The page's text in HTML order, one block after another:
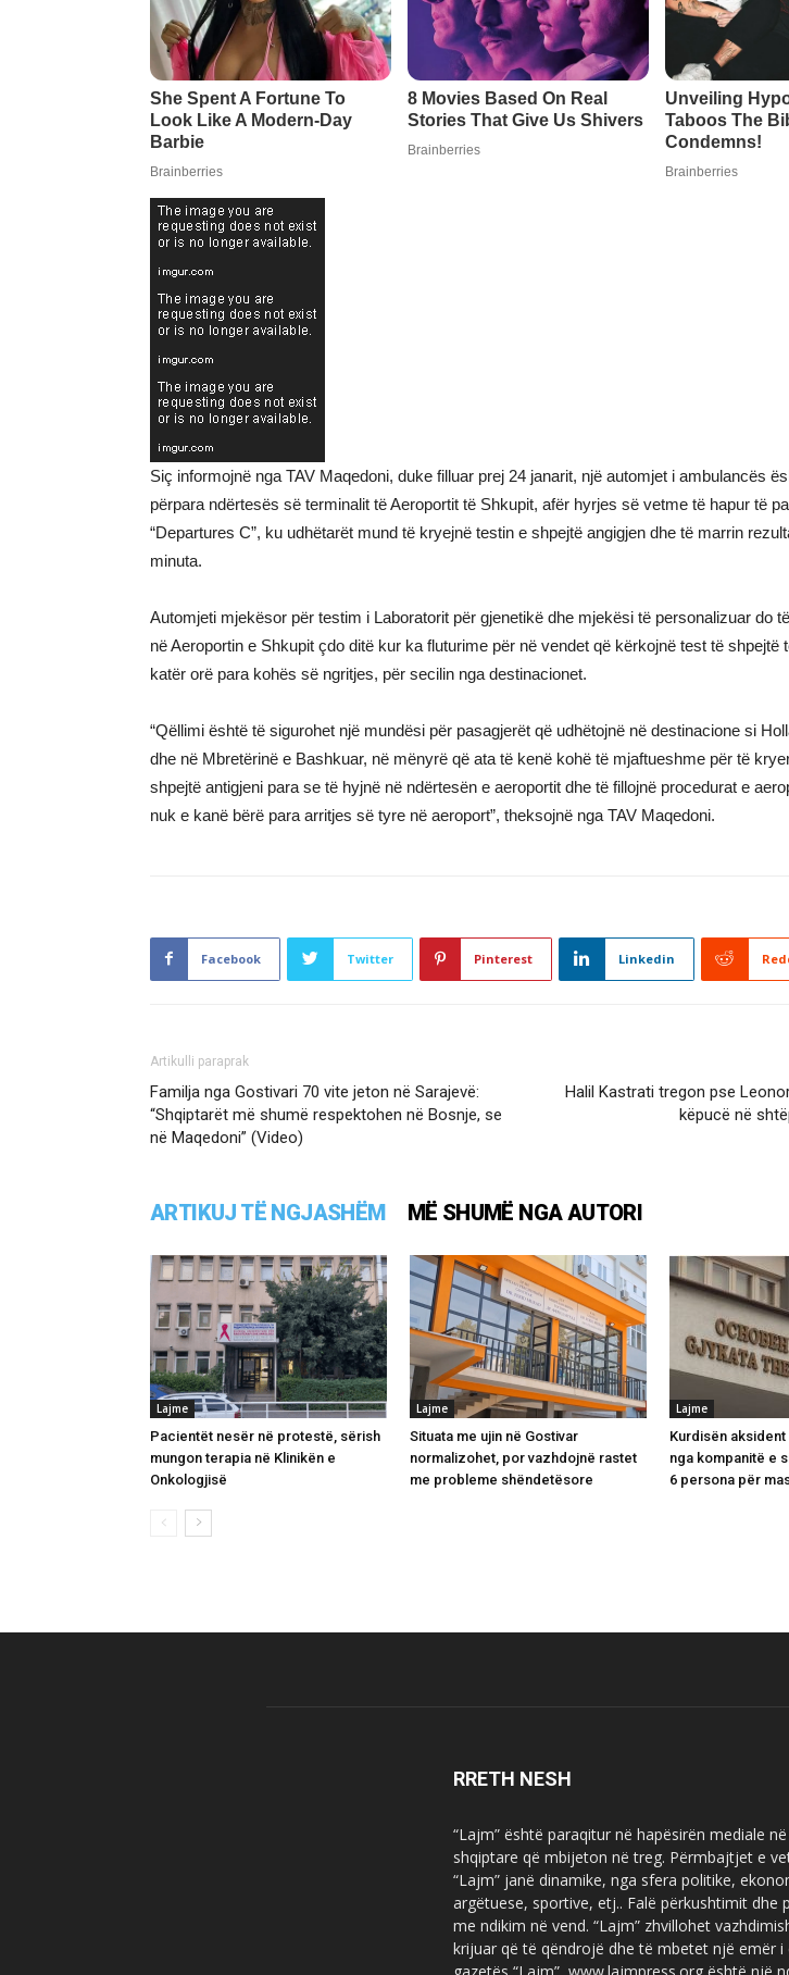
Siç informojnë nga TAV Maqedoni, duke filluar prej 24 janarit, një automjet i ambulancës
përpara ndërtesës së terminalit të Aeroportit të Shkupit, afër hyrjes së vetme të hapur të
“Departures C”, ku udhëtarët mund të kryejnë testin e shpejtë angigjen dhe të marrin
minuta.
Automjeti mjekësor për testim i Laboratorit për gjenetikë dhe mjekësi të personalizuar do
në Aeroportin e Shkupit çdo ditë kur ka fluturime për në vendet që kërkojnë test të shpejtë
katër orë para kohës së ngritjes, për secilin nga destinacionet.
“Qëllimi është të sigurohet një mundësi për pasagjerët që udhëtojnë në destinacione si
dhe në Mbretërinë e Bashkuar, në mënyrë që ata të kenë kohë të mjaftueshme për të
shpejtë antigjeni para se të hyjnë në ndërtesën e aeroportit dhe të fillojnë procedurat e
nuk e kanë bërë para arritjes së tyre në aeroport”, theksojnë nga TAV Maqedoni.
Facebook Twitter Pinterest Linkedin
Artikulli paraprak
Familja nga Gostivari 70 vite jeton në Sarajevë:
“Shqiptarët më shumë respektohen në Bosnje, se
në Maqedoni” (Video)
Halil Kastrati tregon pse
këpucë në
ARTIKUJ TË NGJASHËM MË SHUMË NGA AUTORI
Lajme
Pacientët nesër në protestë, sërish
mungon terapia në Klinikën e
Onkologjisë
Lajme
Situata me ujin në Gostivar
normalizohet, por vazhdojnë rastet
me probleme shëndetësore
Lajme
Kurdisën
nga kompanitë e
6 persona për
RRETH NESH
“Lajm” është paraqitur në hapësirën mediale
shqiptare që mbijeton në treg. Përmbajtjet e
“Lajm” janë dinamike, nga sfera politike,
argëtuese, sportive, etj.. Falë përkushtimit
me ndikim në vend. “Lajm” zhvillohet
krijuar që të qëndrojë dhe të mbetet një emër i
gazetës “Lajm”, www.lajmpress.org është një